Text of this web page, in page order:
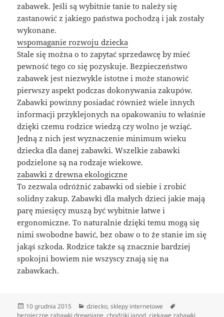
zabawek. Jeśli są wybitnie tanie to należy się
zastanowić z jakiego państwa pochodzą i jak zostały
wykonane.
wspomaganie rozwoju dziecka
Stale się można o to zapytać sprzedawcę by mieć
pewność tego co się pozyskuje. Bezpieczeństwo
zabawek jest niezwykle istotne i może stanowić
pierwszy aspekt podczas dokonywania zakupów.
Zabawki powinny posiadać również wiele innych
informacji przyklejonych na opakowaniu to właśnie
dzięki czemu rodzice wiedzą czy wolno je wziąć.
Jedną z nich jest wyznaczenie minimum wieku
dziecka dla danej zabawki. Wszelkie zabawki
podzielone są na rodzaje wiekowe.
zabawki z drewna ekologiczne
To zezwala odróżnić zabawki od siebie i zrobić
solidny zakup. Zabawki dla małych dzieci jakie mają
parę miesięcy muszą być wybitnie łatwe i
ergonomiczne. To naturalnie dzięki temu mogą się
nimi swobodne bawić, bez obaw o to że stanie im się
jakąś szkoda. Rodzice także są znacznie bardziej
spokojni bowiem nie wszyscy znają się na
zabawkach.
Data
publikacji
10 grudnia 2015 Kategorie
dziecko,sklepy internetowe